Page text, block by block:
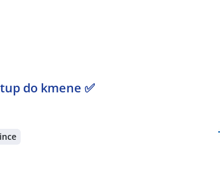
do kmene ✅